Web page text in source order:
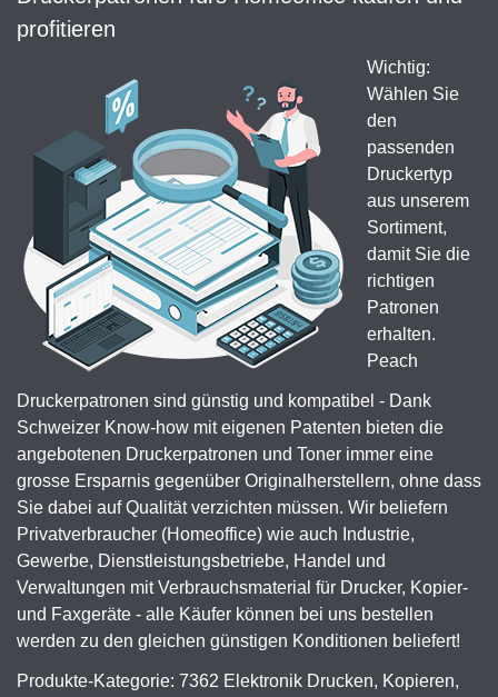
profitieren
Wichtig:
Wählen Sie
den
passenden
Druckertyp
aus unserem
Sortiment,
damit Sie die
richtigen
Patronen
erhalten.
Peach
Druckerpatronen sind günstig und kompatibel - Dank
Schweizer Know-how mit eigenen Patenten bieten die
angebotenen Druckerpatronen und Toner immer eine
grosse Ersparnis gegenüber Originalherstellern, ohne dass
Sie dabei auf Qualität verzichten müssen. Wir beliefern
Privatverbraucher (Homeoffice) wie auch Industrie,
Gewerbe, Dienstleistungsbetriebe, Handel und
Verwaltungen mit Verbrauchsmaterial für Drucker, Kopier-
und Faxgeräte - alle Käufer können bei uns bestellen
werden zu den gleichen günstigen Konditionen beliefert!
Produkte-Kategorie: 7362 Elektronik Drucken, Kopieren,